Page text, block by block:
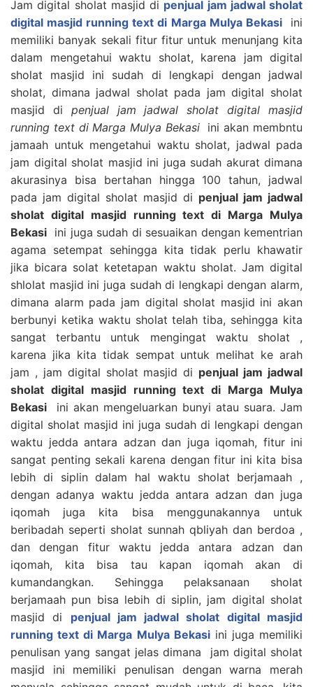
Jam digital sholat masjid di penjual jam jadwal sholat
digital masjid running text di Marga Mulya Bekasi
ini
memiliki banyak sekali fitur fitur untuk menunjang kita
dalam mengetahui waktu sholat, karena jam digital
sholat masjid ini sudah di lengkapi dengan jadwal
sholat, dimana jadwal sholat pada jam digital sholat
masjid di penjual jam jadwal sholat digital masjid
running text di Marga Mulya Bekasi ini akan membntu
jamaah untuk mengetahui waktu sholat, jadwal pada
jam digital sholat masjid ini juga sudah akurat dimana
akurasinya bisa bertahan hingga 100 tahun, jadwal
pada jam digital sholat masjid di penjual jam jadwal
sholat digital masjid running text di Marga Mulya
Bekasi ini juga sudah di sesuaikan dengan kementrian
agama setempat sehingga kita tidak perlu khawatir
jika bicara solat ketetapan waktu sholat. Jam digital
shlolat masjid ini juga sudah di lengkapi dengan alarm,
dimana alarm pada jam digital sholat masjid ini akan
berbunyi ketika waktu sholat telah tiba, sehingga kita
sangat terbantu untuk mengingat waktu sholat ,
karena jika kita tidak sempat untuk melihat ke arah
jam , jam digital sholat masjid di penjual jam jadwal
sholat digital masjid running text di Marga Mulya
Bekasi ini akan mengeluarkan bunyi atau suara. Jam
digital sholat masjid ini juga sudah di lengkapi dengan
waktu jedda antara adzan dan juga iqomah, fitur ini
sangat penting sekali karena dengan fitur ini kita bisa
lebih di siplin dalam hal waktu sholat berjamaah ,
dengan adanya waktu jedda antara adzan dan juga
iqomah juga kita bisa menggunakannya untuk
beribadah seperti sholat sunnah qbliyah dan berdoa ,
dan dengan fitur waktu jedda antara adzan dan
iqomah, kita bisa tau kapan iqomah akan di
kumandangkan. Sehingga pelaksanaan sholat
berjamaah pun bisa lebih di siplin, jam digital sholat
masjid di penjual jam jadwal sholat digital masjid
running text di Marga Mulya Bekasiini juga memiliki
penulisan yang sangat jelas dimana jam digital sholat
masjid ini memiliki penulisan dengan warna merah